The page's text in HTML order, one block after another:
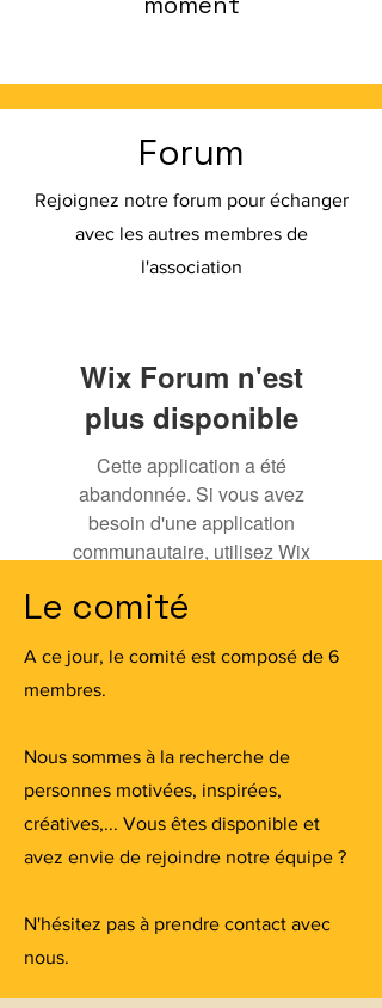
Forum
Rejoignez notre forum pour échanger
avec les autres membres de
l'association
Wix Forum n'est
plus disponible
Cette application a été
abandonnée. Si vous avez
besoin d'une application
communautaire, utilisez Wix
Le comité
A ce jour, le comité est composé de 6
membres.
Nous sommes à la recherche de
personnes motivées, inspirées,
créatives,... Vous êtes disponible et
avez envie de rejoindre notre équipe ?
N'hésitez pas à prendre contact avec
nous.